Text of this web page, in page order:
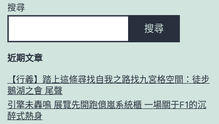
搜尋
搜尋
近期文章
【行義】踏上這條尋找自我之路找九宮格空間：徒步
鵝湖之會 尾聲
引擎未轟鳴 展覽先開跑億嵐系統櫃 一場關于F1的沉
醉式熱身